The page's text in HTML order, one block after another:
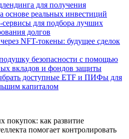
для получения
основе реальных инвестиций
сервисы для подбора лучших
долгов
NFT-токены: будущее сделок
безопасности с помощью
вкладов и фондов защиты
доступные ETF и ПИФы для
капиталом
покупок: как развитие
помогает контролировать